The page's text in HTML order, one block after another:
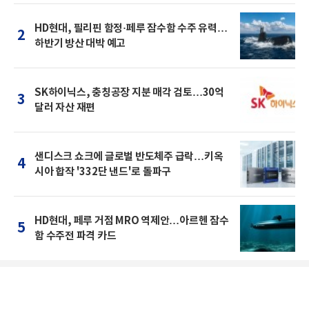
2
HD현대, 필리핀 함정·페루 잠수함 수주 유력…
하반기 방산 대박 예고
3
SK하이닉스, 충칭공장 지분 매각 검토…30억
달러 자산 재편
4
샌디스크 쇼크에 글로벌 반도체주 급락…키옥
시아 합작 '332단 낸드'로 돌파구
5
HD현대, 페루 거점 MRO 역제안…아르헨 잠수
함 수주전 파격 카드